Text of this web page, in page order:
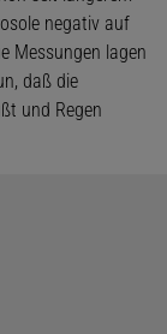
negativ auf
Messungen lagen
daß die
und Regen